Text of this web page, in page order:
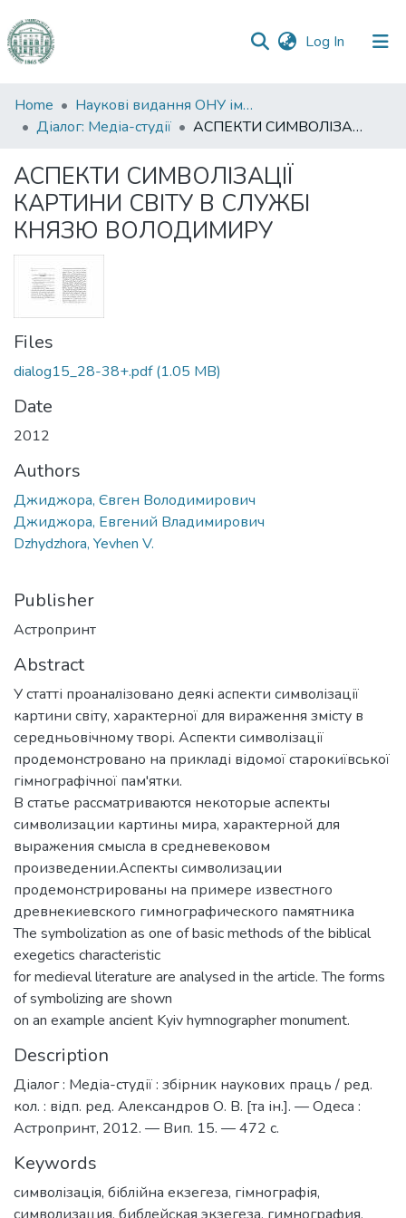
Log In (current)
Communities
&
All of DSpace
Statistics
Home
Наукові видання ОНУ імені І. І. Мечникова
Діалог: Медіа-студії
АСПЕКТИ СИМВОЛІЗАЦІЇ КАРТИНИ СВІТУ В СЛУЖБІ КНЯЗЮ ВОЛОДИМИРУ
АСПЕКТИ СИМВОЛІЗАЦІЇ
КАРТИНИ СВІТУ В СЛУЖБІ
КНЯЗЮ ВОЛОДИМИРУ
Files
dialog15_28-38+.pdf(1.05 MB)
Date
2012
Authors
Джиджора, Євген Володимирович
Джиджора, Евгений Владимирович
Dzhydzhora, Yevhen V.
Publisher
Астропринт
Abstract
У статті проаналізовано деякі аспекти символізації
картини світу, характерної для вираження змісту в
середньовічному творі. Аспекти символізації
продемонстровано на прикладі відомої старокиївської
гімнографічної пам'ятки.
В статье рассматриваются некоторые аспекты
символизации картины мира, характерной для
выражения смысла в средневековом
произведении.Аспекты символизации
продемонстрированы на примере известного
древнекиевского гимнографического памятника
The symbolization as one of basic methods of the biblical
exegetics characteristic
for medieval literature are analysed in the article. The forms
of symbolizing are shown
on an example ancient Kyiv hymnographer monument.
Description
Діалог : Медіа-студії : збірник наукових праць / ред.
кол. : відп. ред. Александров О. В. [та ін.]. — Одеса :
Астропринт, 2012. — Вип. 15. — 472 с.
Keywords
символізація, біблійна екзегеза, гімнографія,